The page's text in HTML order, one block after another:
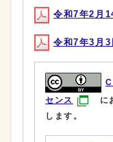
令和7年2月
令和7年3月
センス
に
します。